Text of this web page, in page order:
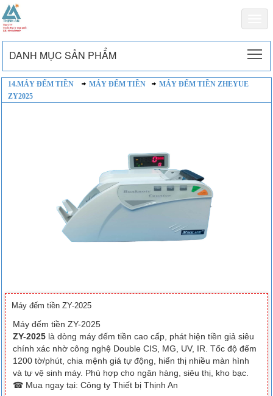
DANH MỤC SẢN PHẨM
14.MÁY ĐẾM TIỀN MÁY ĐẾM TIỀN
MÁY ĐẾM TIỀN ZHEYUE
ZY2025
Máy đếm tiền ZY-2025
Máy đếm tiền ZY-2025
ZY-2025 là dòng máy đếm tiền cao cấp, phát hiện tiền giả siêu
chính xác nhờ công nghệ Double CIS, MG, UV, IR. Tốc độ đếm
1200 tờ/phút, chia mệnh giá tự động, hiển thị nhiều màn hình
và tự vệ sinh máy. Phù hợp cho ngân hàng, siêu thị, kho bạc.
☎ Mua ngay tại: Công ty Thiết bị Thịnh An